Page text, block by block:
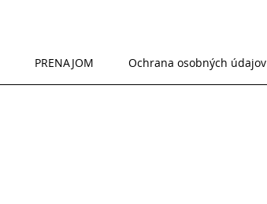
PRENAJOM Ochrana osobných údajov